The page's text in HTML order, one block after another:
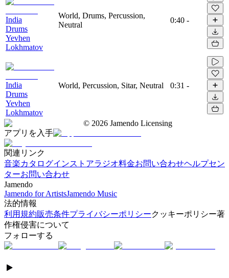
India
Drums
Yevhen
Lokhmatov
World, Drums, Percussion,
Neutral
0:40 -
India
Drums
Yevhen
Lokhmatov
World, Percussion, Sitar, Neutral 0:31 -
© 2026 Jamendo Licensing
アプリを入手
関連リンク
音楽カタログインストアラジオ料金お問い合わせヘルプセン
ターお問い合わせ
Jamendo
Jamendo for ArtistsJamendo Music
法的情報
利用規約販売条件プライバシーポリシークッキーポリシー著
作権侵害について
フォローする